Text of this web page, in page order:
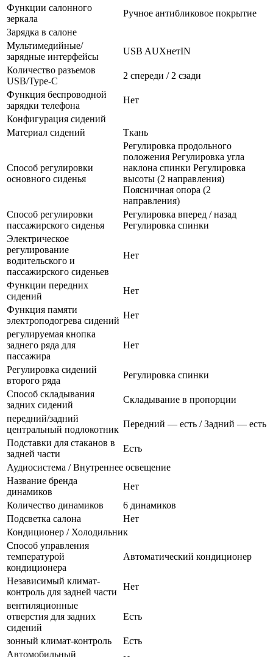
Функции салонного
зеркала
Ручное антибликовое покрытие
Зарядка в салоне
Мультимедийные/
зарядные интерфейсы
USB AUXнетIN
Количество разъемов
USB/Type-C
2 спереди / 2 сзади
Функция беспроводной
зарядки телефона
Нет
Конфигурация сидений
Материал сидений
Ткань
Способ регулировки
основного сиденья
Регулировка продольного
положения Регулировка угла
наклона спинки Регулировка
высоты (2 направления)
Поясничная опора (2
направления)
Способ регулировки
пассажирского сиденья
Регулировка вперед / назад
Регулировка спинки
Электрическое
регулирование
водительского и
пассажирского сиденьев
Нет
Функции передних
сидений
Нет
Функция памяти
электроподогрева сидений
Нет
регулируемая кнопка
заднего ряда для
пассажира
Нет
Регулировка сидений
второго ряда
Регулировка спинки
Способ складывания
задних сидений
Складывание в пропорции
передний/задний
центральный подлокотник
Передний — есть / Задний — есть
Подставки для стаканов в
задней части
Есть
Аудиосистема / Внутреннее освещение
Название бренда
динамиков
Нет
Количество динамиков
6 динамиков
Подсветка салона
Нет
Кондиционер / Холодильник
Способ управления
температурой
кондиционера
Автоматический кондиционер
Независимый климат-
контроль для задней части
Нет
вентиляционные
отверстия для задних
сидений
Есть
зонный климат-контроль
Есть
Автомобильный